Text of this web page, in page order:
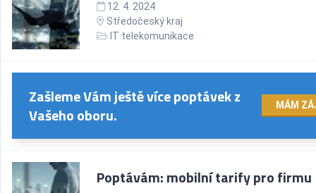
12. 4. 2024
Středočeský kraj
IT telekomunikace
Zašleme Vám ještě více poptávek z
Vašeho oboru.
MÁM
Poptávám: mobilní tarify pro firmu